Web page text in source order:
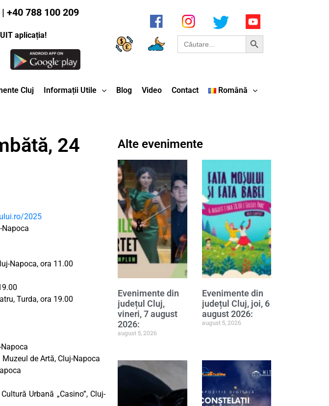
| +40 788 100 209
aplicația! Search
for:
Search Button
Cluj Informații Utile Blog Video Contact Română
24
2025
Napoca, ora 11.00
Turda, ora 19.00
de Artă, Cluj-Napoca
Urbană „Casino”, Cluj-
Alte evenimente
Evenimente din
județul Cluj,
vineri, 7 august
2026:
august 5, 2026
Evenimente din
județul Cluj, joi, 6
august 2026:
august 5, 2026